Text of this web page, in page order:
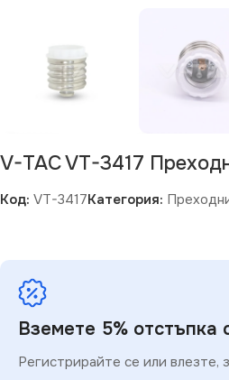
V-TAC VT-3417
Код: VT-3417Категория:
Вземете 5% отстъпка
Регистрирайте се или влезте,